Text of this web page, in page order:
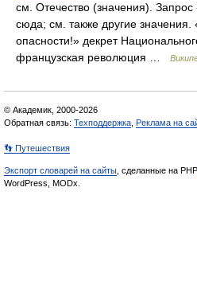
см. Отечество (значения).
сюда; см. также другие значения.
опасности!» декрет
французская революция …
© Академик, 2000-2026
Обратная связь: Техподдержка Реклама на
👣 Путешествия
Экспорт словарей на сайты , сделанные на PHP,
WordPress, MODx.